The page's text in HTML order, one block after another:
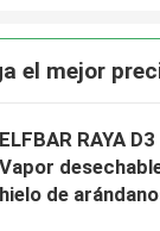
el mejor
ELFBAR RAYA
Vapor
hielo de